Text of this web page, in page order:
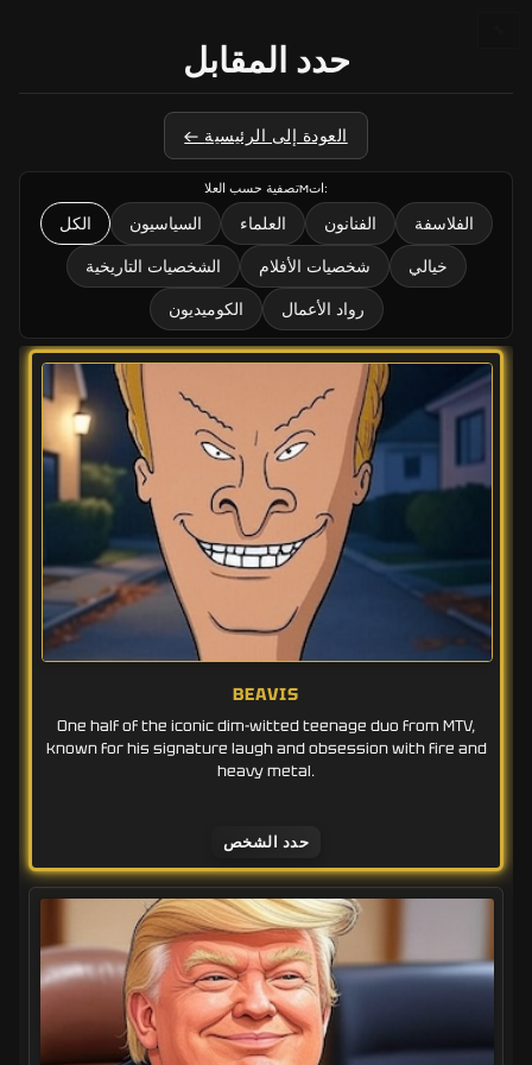
حدد المقابل
← العودة إلى الرئيسية
تصفية حسب العلاмات:
الكل السياسيون العلماء الفنانون
الفلاسفة
الشخصيات التاريخية
شخصيات الأفلام
خيالي
الكوميديون
رواد الأعمال
BEAVIS
One half of the iconic dim-witted teenage duo from MTV,
known for his signature laugh and obsession with fire and
heavy metal.
حدد الشخص